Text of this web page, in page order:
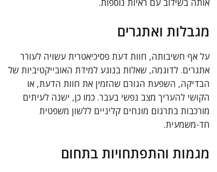
אותה בשילוב עם ראיות נוספות.
מגבלות ואתגרים
על אף חשיבותה, חוות דעת פסיכיאטרית עשויה לעורר
אתגרים. לדוגמה, שאלות בנוגע למידת האובייקטיביות של
הבדיקה, השפעת הגורם שהזמין את חוות הדעת, או
הקושי להעריך מצב נפשי בעבר. כמו כן, ישנה לעיתים
מורכבות בתרגום מונחים קליניים ללשון משפטית
חד-משמעית.
מגמות והתפתחויות בתחום